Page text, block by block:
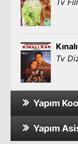
Tv
Tv
Yapım
Tv
Yapım